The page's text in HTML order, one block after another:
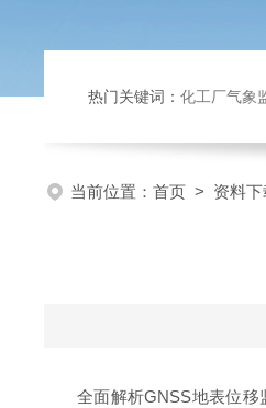
热门关键词： 化工厂气象
当前位置： 首页 > 资料下
全面解析GNSS地表位移